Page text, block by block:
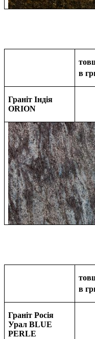
в
Граніт Індія
ORION
в
Граніт Росія
Урал BLUE
PERLE